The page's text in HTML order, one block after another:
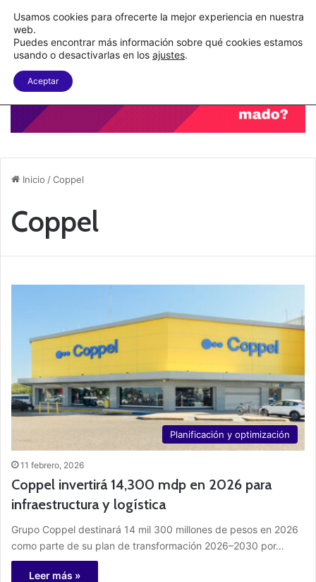
Nueva Ley Aduanera eleva el costo de los errores documentales
Menu
Inicio /Coppel
Coppel
Planificación y optimización
11 febrero, 2026
Coppel invertirá 14,300 mdp en 2026 para
infraestructura y logística
Grupo Coppel destinará 14 mil 300 millones de pesos en 2026
como parte de su plan de transformación 2026–2030 por…
Leer más »
Usamos cookies para ofrecerte la mejor experiencia en nuestra
web.
Puedes encontrar más información sobre qué cookies estamos
usando o desactivarlas en los ajustes.
Aceptar